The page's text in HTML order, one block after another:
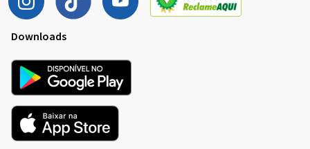
Downloads